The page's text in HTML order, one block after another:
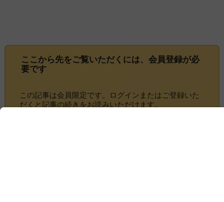
ここから先をご覧いただくには、 会員登録が必
要です
この記事は会員限定です。ログインまたはご登録いた
だくと記事の続きをお読みいただけます。